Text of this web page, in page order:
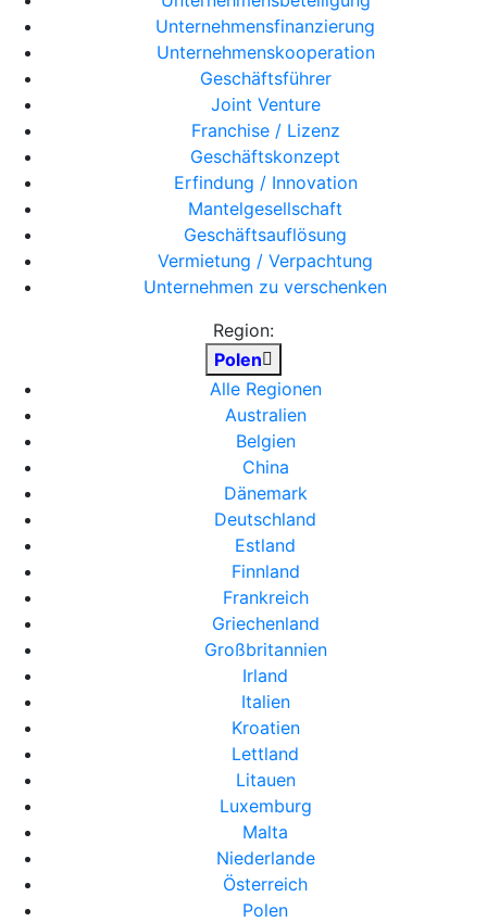
Unternehmensfinanzierung
Unternehmenskooperation
Geschäftsführer
Joint Venture
Franchise / Lizenz
Geschäftskonzept
Erfindung / Innovation
Mantelgesellschaft
Geschäftsauflösung
Vermietung / Verpachtung
Unternehmen zu verschenken
Region:
Polen
Alle Regionen
Australien
Belgien
China
Dänemark
Deutschland
Estland
Finnland
Frankreich
Griechenland
Großbritannien
Irland
Italien
Kroatien
Lettland
Litauen
Luxemburg
Malta
Niederlande
Österreich
Polen